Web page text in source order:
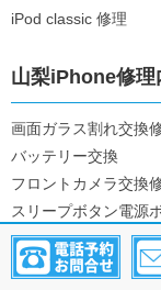
iPod classic 修理
山梨iPhone修理
画面ガラス割れ交換
バッテリー交換
フロントカメラ交換
スリープボタン電源
修理
ホームボタン交換修